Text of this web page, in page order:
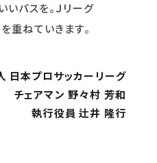
いパスを。Ｊリーグ
重ねていきます。
日本プロサッカーリーグ
チェアマン 野々村 芳和
執行役員 辻井 隆行